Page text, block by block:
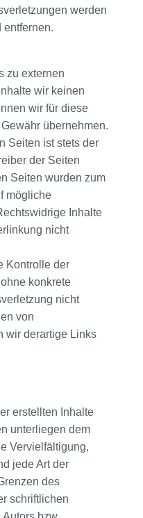
werden
entfernen.
zu externen
wir keinen
wir für diese
übernehmen.
Seiten ist stets der
der Seiten
Seiten wurden zum
mögliche
Inhalte
nicht
Kontrolle der
konkrete
nicht
von
wir derartige Links
erstellten Inhalte
unterliegen dem
Vervielfältigung,
jede Art der
des
schriftlichen